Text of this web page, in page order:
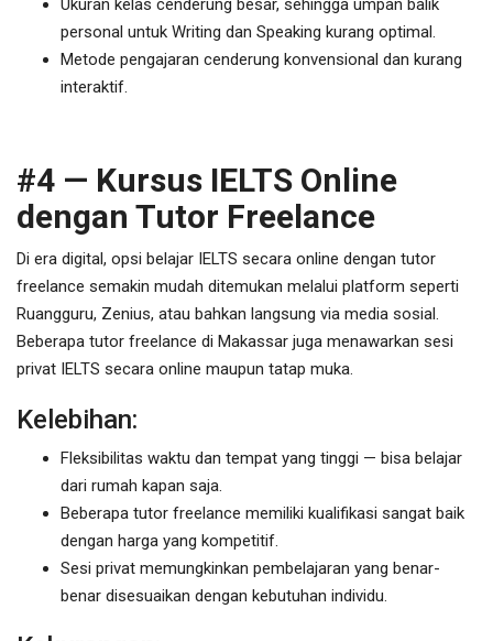
Ukuran kelas cenderung besar, sehingga umpan balik
personal untuk Writing dan Speaking kurang optimal.
Metode pengajaran cenderung konvensional dan kurang
interaktif.
#4 — Kursus IELTS Online
dengan Tutor Freelance
Di era digital, opsi belajar IELTS secara online dengan tutor
freelance semakin mudah ditemukan melalui platform seperti
Ruangguru, Zenius, atau bahkan langsung via media sosial.
Beberapa tutor freelance di Makassar juga menawarkan sesi
privat IELTS secara online maupun tatap muka.
Kelebihan:
Fleksibilitas waktu dan tempat yang tinggi — bisa belajar
dari rumah kapan saja.
Beberapa tutor freelance memiliki kualifikasi sangat baik
dengan harga yang kompetitif.
Sesi privat memungkinkan pembelajaran yang benar-
benar disesuaikan dengan kebutuhan individu.